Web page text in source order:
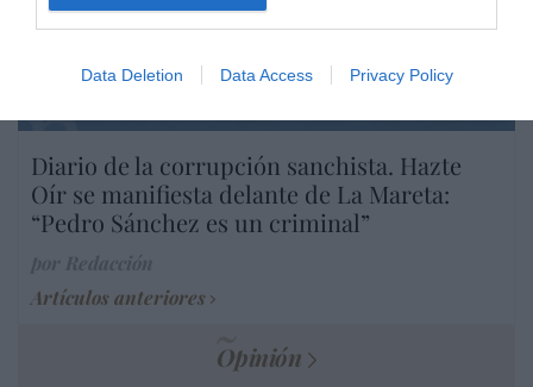
Data Deletion Data Access Privacy Policy
por Hispanidad
Diario de la corrupción sanchista. Hazte
Oír se manifiesta delante de La Mareta:
“Pedro Sánchez es un criminal”
Artículos anteriores
Opinión